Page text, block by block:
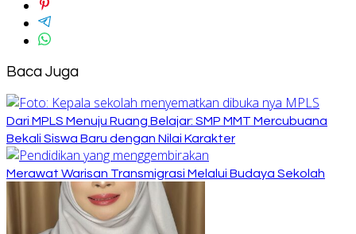
Baca Juga
Dari MPLS Menuju Ruang Belajar: SMP MMT Mercubuana
Bekali Siswa Baru dengan Nilai Karakter
Merawat Warisan Transmigrasi Melalui Budaya Sekolah